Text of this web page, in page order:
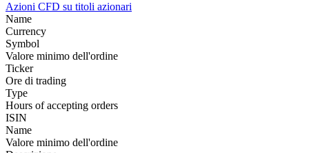
Azioni CFD su titoli azionari
Name
Currency
Symbol
Valore minimo dell'ordine
Ticker
Ore di trading
Type
Hours of accepting orders
ISIN
Name
Valore minimo dell'ordine